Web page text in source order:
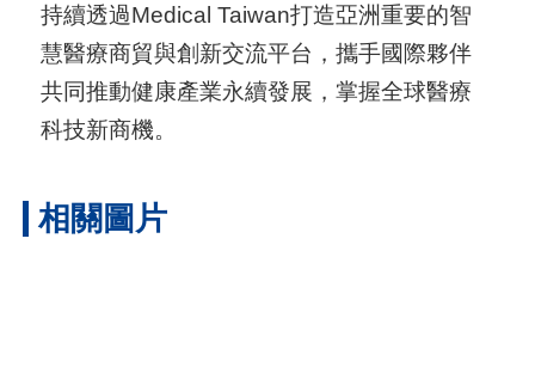
持續透過Medical Taiwan打造亞洲重要的智
慧醫療商貿與創新交流平台，攜手國際夥伴
共同推動健康產業永續發展，掌握全球醫療
科技新商機。
相關圖片